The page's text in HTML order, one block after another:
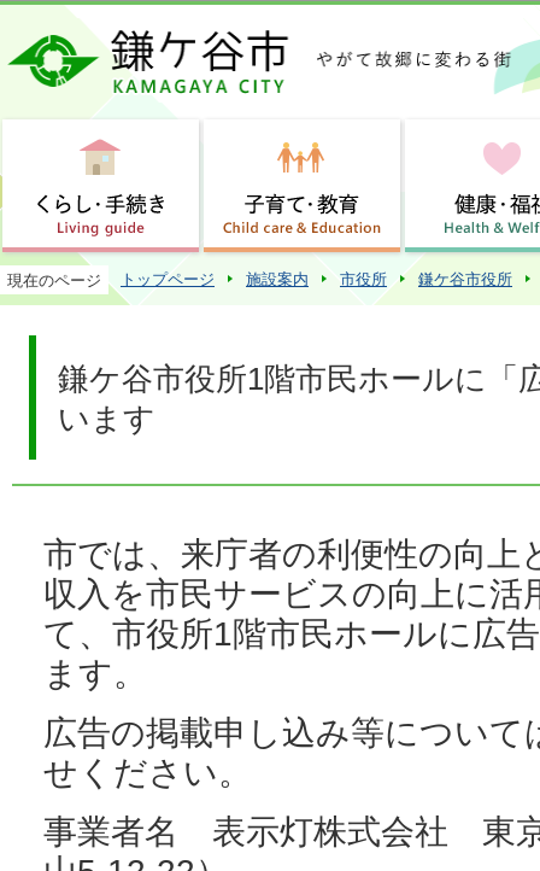
この
現在のページ トップページ 施設案内 市役所 鎌ケ谷市役所
鎌ケ谷市役所1階市民ホールに「
います
市では、来庁者の利便性の向上
収入を市民サービスの向上に
て、市役所1階市民ホールに広
ます。
広告の掲載申し込み等につい
せください。
事業者名 表示灯株式会社 東